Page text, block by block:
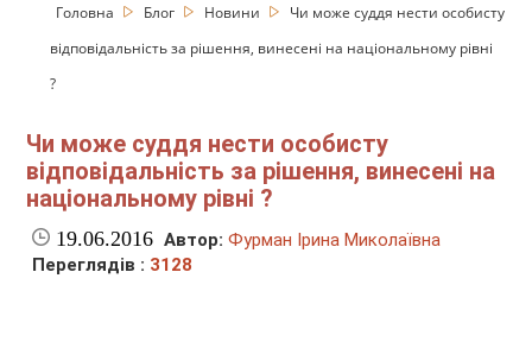
Головна Блог Новини
Чи може суддя нести особисту
відповідальність за рішення, винесені на національному рівні
?
Чи може суддя нести особисту
відповідальність за рішення, винесені на
національному рівні ?
19.06.2016 Автор: Фурман Ірина Миколаївна
Переглядів : 3128